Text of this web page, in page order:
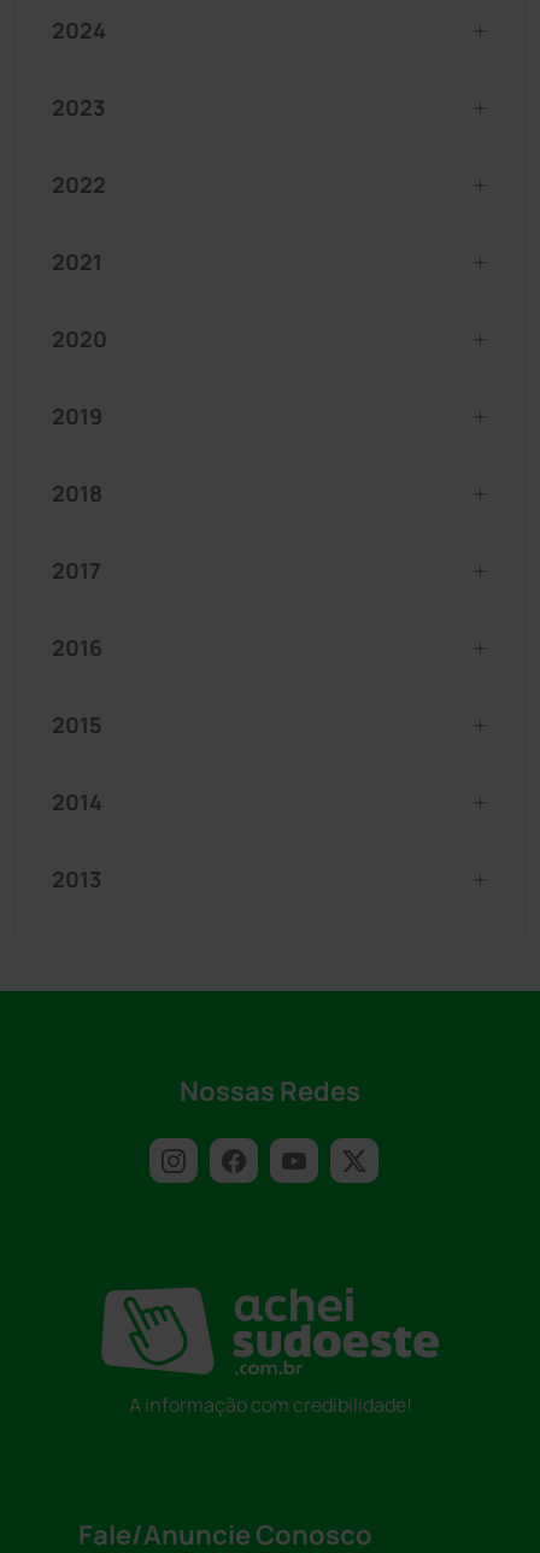
2024
2023
2022
2021
2020
2019
2018
2017
2016
2015
2014
2013
Nossas Redes
A informação com credibilidade!
Fale/Anuncie Conosco